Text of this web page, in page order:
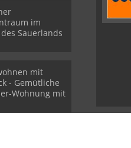
im
Sauerlands
mit
- Gemütliche
Wohnung mit